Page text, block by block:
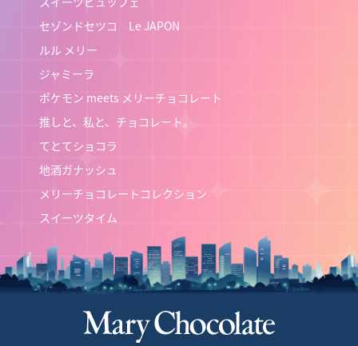
セゾンドセツコ Le JAPON
ルル メリー
ジャミーラ
ポケモン meets メリーチョコレート
推しと、私と、チョコレート。
てとてショコラ
地酒ガナッシュ
メリーチョコレートコレクション
スイーツタイム